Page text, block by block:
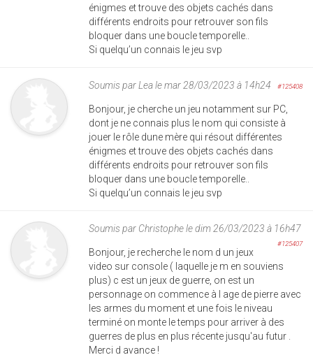
énigmes et trouve des objets cachés dans
différents endroits pour retrouver son fils
bloquer dans une boucle temporelle..
Si quelqu’un connais le jeu svp
Soumis parLeale mar 28/03/2023 à 14h24 #125408
Bonjour, je cherche un jeu notamment sur PC,
dont je ne connais plus le nom qui consiste à
jouer le rôle dune mère qui résout différentes
énigmes et trouve des objets cachés dans
différents endroits pour retrouver son fils
bloquer dans une boucle temporelle..
Si quelqu’un connais le jeu svp
Soumis par Christophele dim 26/03/2023 à 16h47
#125407
Bonjour, je recherche le nom d un jeux
video sur console ( laquelle je m en souviens
plus) c est un jeux de guerre, on est un
personnage on commence à l age de pierre avec
les armes du moment et une fois le niveau
terminé on monte le temps pour arriver à des
guerres de plus en plus récente jusqu'au futur .
Merci d avance !